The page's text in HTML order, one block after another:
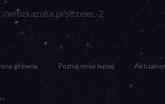
główna Poznaj mnie lepiej
wrozkazofia.pl/strzelec-2